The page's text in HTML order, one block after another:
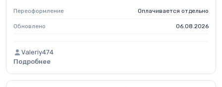
Переоформление Оплачивается отдельно
Обновлено 06.08.2026
Valeriy474
Подробнее